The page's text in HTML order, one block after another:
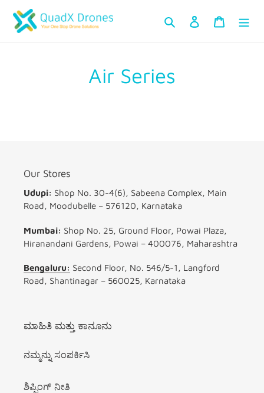
ವಿಷಯಕ್ಕೆ
ತೆರಳಿ
ಹುಡುಕಿ Kannada
ಲಾಗ್ ಇನ್ ಮಾಡಿ
ಕಾರ್ಟ್
Air Series
Our Stores
Udupi: Shop No. 30-4(6), Sabeena Complex, Main
Road, Moodubelle – 576120, Karnataka
Mumbai: Shop No. 25, Ground Floor, Powai Plaza,
Hiranandani Gardens, Powai – 400076, Maharashtra
Bengaluru: Second Floor, No. 546/5-1, Langford
Road, Shantinagar – 560025, Karnataka
ಮಾಹಿತಿ ಮತ್ತು ಕಾನೂನು
ನಮ್ಮನ್ನು ಸಂಪರ್ಕಿಸಿ
ಶಿಪ್ಪಿಂಗ್ ನೀತಿ